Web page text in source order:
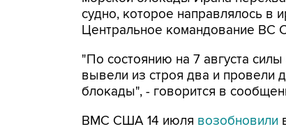
судно, которое направлялось в
Центральное командование ВС
"По состоянию на 7 августа
вывели из строя два и провели
блокады", - говорится в
ВМС США 14 июля возобновили